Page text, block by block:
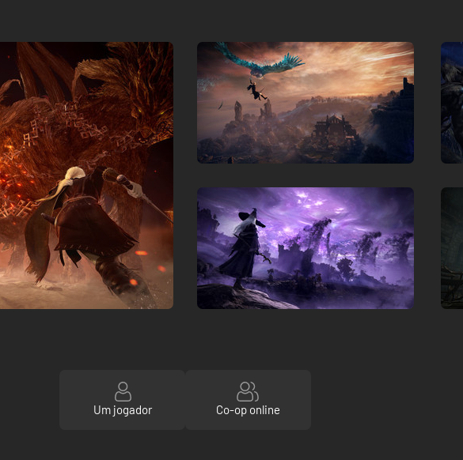
Um jogador Co-op online